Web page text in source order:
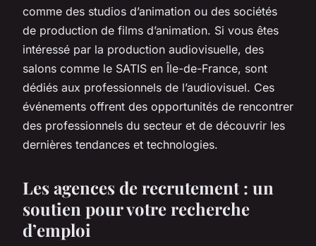
comme des studios d’animation ou des sociétés
de production de films d’animation. Si vous êtes
intéressé par la production audiovisuelle, des
salons comme le SATIS en Île-de-France, sont
dédiés aux professionnels de l’audiovisuel. Ces
événements offrent des opportunités de rencontrer
des professionnels du secteur et de découvrir les
dernières tendances et technologies.
Les agences de recrutement : un
soutien pour votre recherche
d’emploi